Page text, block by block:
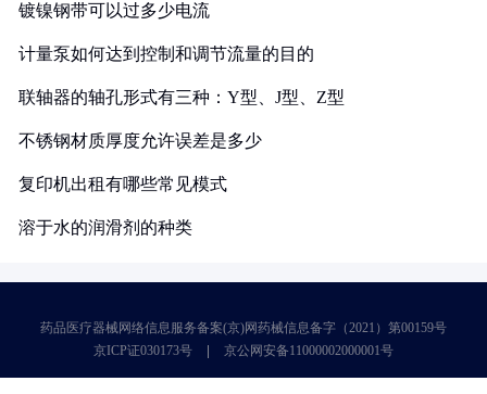
镀镍钢带可以过多少电流
计量泵如何达到控制和调节流量的目的
联轴器的轴孔形式有三种：Y型、J型、Z型
不锈钢材质厚度允许误差是多少
复印机出租有哪些常见模式
溶于水的润滑剂的种类
药品医疗器械网络信息服务备案(京)网药械信息备字（2021）第00159号
京ICP证030173号
京公网安备11000002000001号